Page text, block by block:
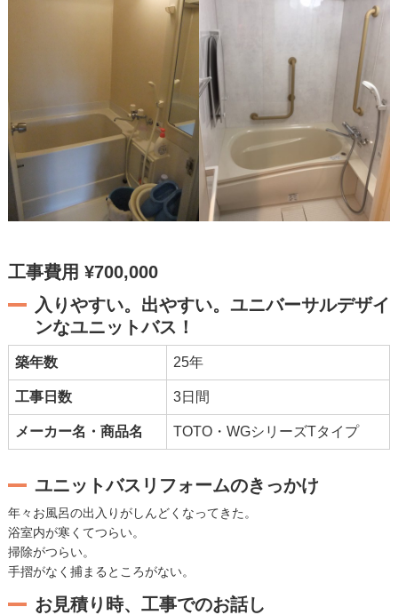
工事費用 ¥700,000
入りやすい。出やすい。ユニバーサルデザイ
ンなユニットバス！
築年数 25年
工事日数 3日間
メーカー名・商品名 TOTO・WGシリーズTタイプ
ユニットバスリフォームのきっかけ
年々お風呂の出入りがしんどくなってきた。
浴室内が寒くてつらい。
掃除がつらい。
手摺がなく捕まるところがない。
お見積り時、工事でのお話し